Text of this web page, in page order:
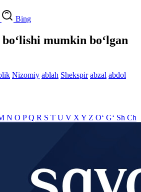
Bing
mumkin bo‘lgan
Nizomiy ablah Shekspir abzal abdol
N O PQ R S T U V X Y Z O‘ G‘ Sh Ch